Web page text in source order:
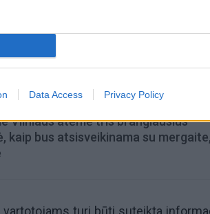
Data Access Privacy Policy
numatė katastrofišką karo
Vilniaus atėmė tris brangiausius
kaip bus atsisveikinama su
turi būti suteikta